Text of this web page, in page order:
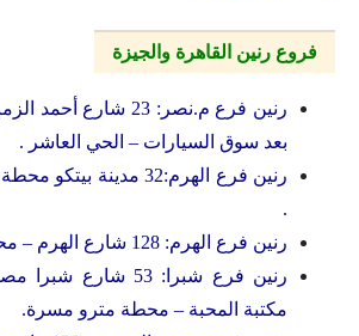
فروع رنين القاهرة والجيزة
رنين فرع م.نصر: 23
بعد سوق السيارات – الحي العاشر .
رنين فرع الهرم:32
.
رنين فرع الهرم: 128 شارع الهرم – محطة الكوم الاخضر.
رنين فرع شبرا: 53
مكتبة المحبة – محطة مترو مسرة.